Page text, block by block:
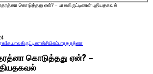
கொடுத்தது ஏன்? – பாலகிருட்டிணன் புதியதகவல்
கே.பாலகிருட்டிணன்சிபிஎம்பாரத ரத்னா
கொடுத்தது ஏன்? –